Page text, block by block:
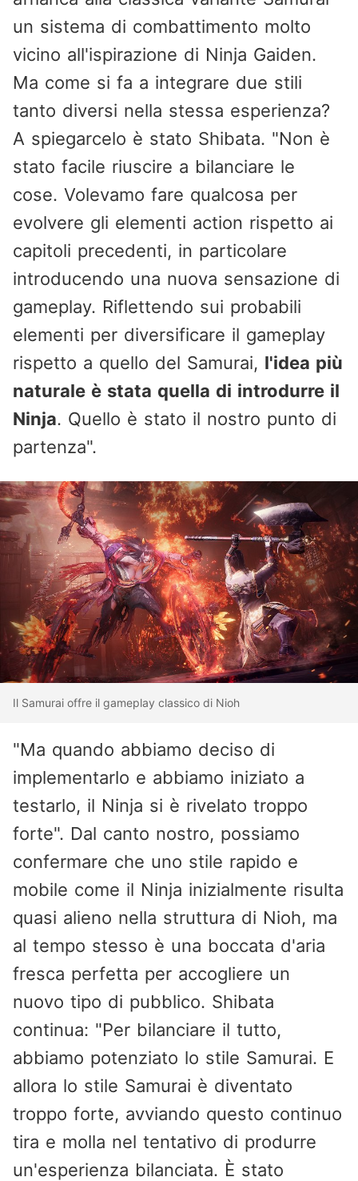
un sistema di combattimento molto
vicino all'ispirazione di Ninja Gaiden.
Ma come si fa a integrare due stili
tanto diversi nella stessa esperienza?
A spiegarcelo è stato Shibata. "Non è
stato facile riuscire a bilanciare le
cose. Volevamo fare qualcosa per
evolvere gli elementi action rispetto ai
capitoli precedenti, in particolare
introducendo una nuova sensazione di
gameplay. Riflettendo sui probabili
elementi per diversificare il gameplay
rispetto a quello del Samurai, l'idea più
naturale è stata quella di introdurre il
Ninja. Quello è stato il nostro punto di
partenza".
Il Samurai offre il gameplay classico di Nioh
"Ma quando abbiamo deciso di
implementarlo e abbiamo iniziato a
testarlo, il Ninja si è rivelato troppo
forte". Dal canto nostro, possiamo
confermare che uno stile rapido e
mobile come il Ninja inizialmente risulta
quasi alieno nella struttura di Nioh, ma
al tempo stesso è una boccata d'aria
fresca perfetta per accogliere un
nuovo tipo di pubblico. Shibata
continua: "Per bilanciare il tutto,
abbiamo potenziato lo stile Samurai. E
allora lo stile Samurai è diventato
troppo forte, avviando questo continuo
tira e molla nel tentativo di produrre
un'esperienza bilanciata. È stato